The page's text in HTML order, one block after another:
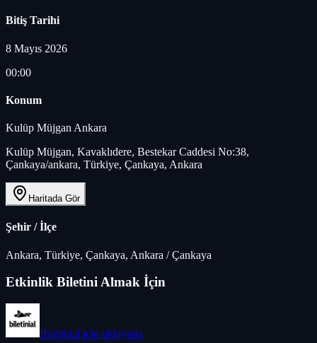
Bitiş Tarihi
8 Mayıs 2026
00:00
Konum
Kulüp Müjgan Ankara
Kulüp Müjgan, Kavaklıdere, Bestekar Caddesi No:38,
Çankaya/ankara, Türkiye, Çankaya, Ankara
Haritada Gör
Şehir / İlçe
Ankara, Türkiye, Çankaya, Ankara /Çankaya
Etkinlik Biletini Almak İçin
Biletinial için tıklayınız